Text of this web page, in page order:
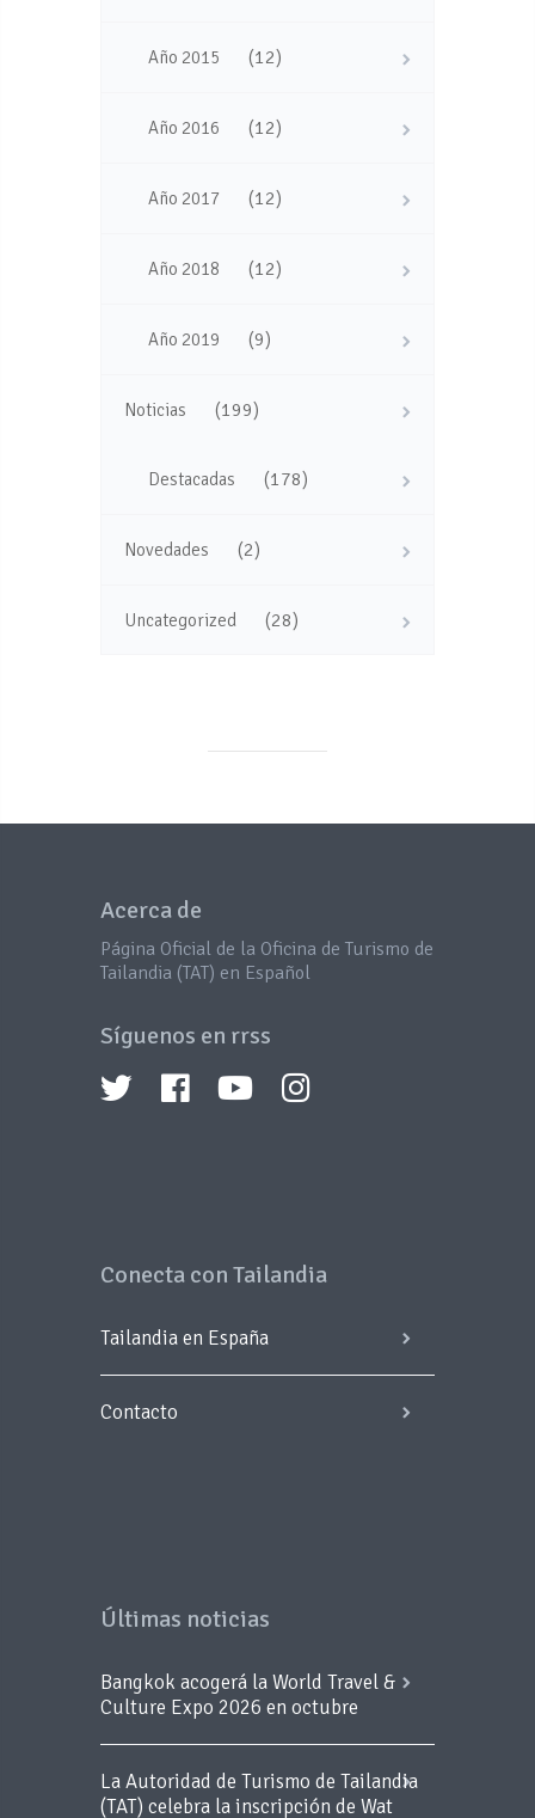
Año 2015 (12)
Año 2016 (12)
Año 2017 (12)
Año 2018 (12)
Año 2019 (9)
Noticias (199)
Destacadas (178)
Novedades (2)
Uncategorized (28)
Acerca de
Página Oficial de la Oficina de Turismo de
Tailandia (TAT) en Español
Síguenos en rrss
Conecta con Tailandia
Tailandia en España
Contacto
Últimas noticias
Bangkok acogerá la World Travel &
Culture Expo 2026 en octubre
La Autoridad de Turismo de Tailandia
(TAT) celebra la inscripción de Wat